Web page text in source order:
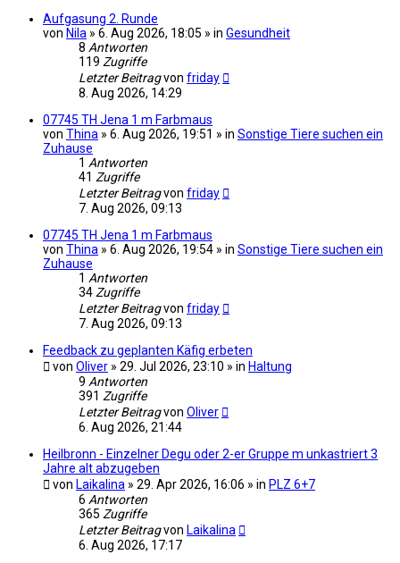
Aufgasung 2. Runde
von Nila » 6. Aug 2026, 18:05 » in Gesundheit
8 Antworten
119 Zugriffe
Letzter Beitragvon friday
8. Aug 2026, 14:29
07745 TH Jena 1 m Farbmaus
von Thina » 6. Aug 2026, 19:51 » in Sonstige Tiere suchen ein
Zuhause
1 Antworten
41 Zugriffe
Letzter Beitragvon friday
7. Aug 2026, 09:13
07745 TH Jena 1 m Farbmaus
von Thina » 6. Aug 2026, 19:54 » in Sonstige Tiere suchen ein
Zuhause
1 Antworten
34 Zugriffe
Letzter Beitragvon friday
7. Aug 2026, 09:13
Feedback zu geplanten Käfig erbeten
von Oliver » 29. Jul 2026, 23:10 » in Haltung
9 Antworten
391 Zugriffe
Letzter Beitragvon Oliver
6. Aug 2026, 21:44
Heilbronn - Einzelner Degu oder 2-er Gruppe m unkastriert 3
Jahre alt abzugeben
von Laikalina » 29. Apr 2026, 16:06 » in PLZ 6+7
6 Antworten
365 Zugriffe
Letzter Beitragvon Laikalina
6. Aug 2026, 17:17